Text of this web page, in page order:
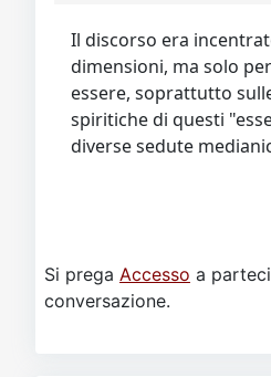
Il discorso era
dimensioni, ma solo
essere, soprattutto
spiritiche di questi
diverse sedute
Si prega Accesso a
conversazione.